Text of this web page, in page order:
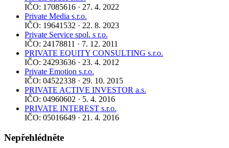
IČO: 17085616 · 27. 4. 2022
Private Media s.r.o.
IČO: 19641532 · 22. 8. 2023
Private Service spol. s r.o.
IČO: 24178811 · 7. 12. 2011
PRIVATE EQUITY CONSULTING s.r.o.
IČO: 24293636 · 23. 4. 2012
Private Emotion s.r.o.
IČO: 04522338 · 29. 10. 2015
PRIVATE ACTIVE INVESTOR a.s.
IČO: 04960602 · 5. 4. 2016
PRIVATE INTEREST s.r.o.
IČO: 05016649 · 21. 4. 2016
Nepřehlédněte